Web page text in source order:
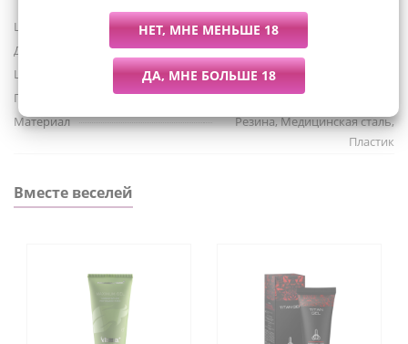
Характеристики:
Материал - АБС пластик, резина, металл
Длина - 22.86 см
Штрих-код
Для кого
Цвет
Питание
Не предусмотрено
Материал
Резина, Медицинская сталь,
Пластик
Вместе веселей